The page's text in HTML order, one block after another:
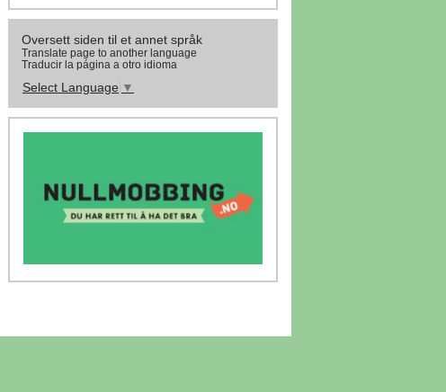
Oversett siden til et annet språk
Translate page to another language
Traducir la página a otro idioma
Select Language ▼